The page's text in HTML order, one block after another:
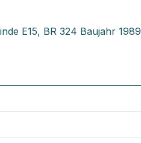
E15, BR 324 Baujahr 1989